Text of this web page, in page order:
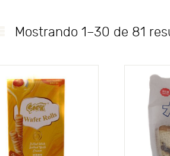
Mostrando 1–30 de 81